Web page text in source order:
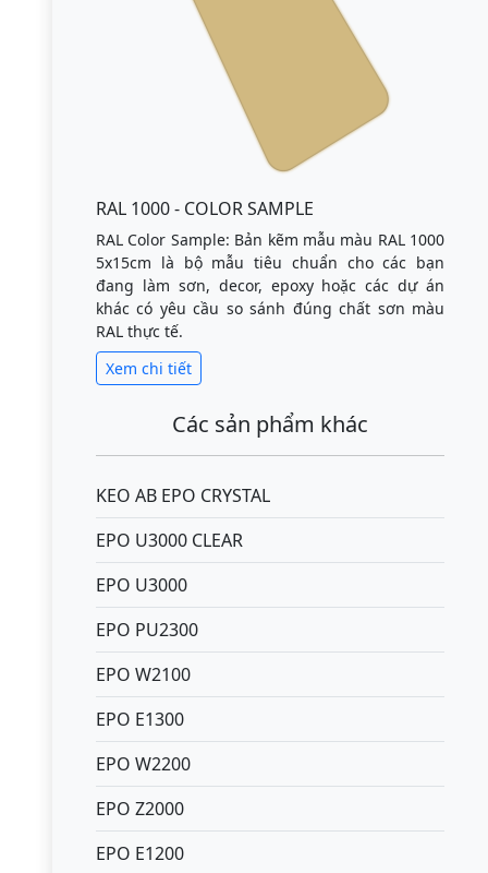
RAL 1000 - COLOR SAMPLE
RAL Color Sample: Bản kẽm mẫu màu RAL 1000
5x15cm là bộ mẫu tiêu chuẩn cho các bạn
đang làm sơn, decor, epoxy hoặc các dự án
khác có yêu cầu so sánh đúng chất sơn màu
RAL thực tế.
Xem chi tiết
Các sản phẩm khác
KEO AB EPO CRYSTAL
EPO U3000 CLEAR
EPO U3000
EPO PU2300
EPO W2100
EPO E1300
EPO W2200
EPO Z2000
EPO E1200